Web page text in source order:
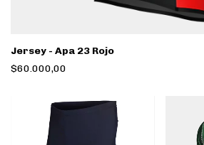
Jersey - Apa 23 Rojo
$60.000,00